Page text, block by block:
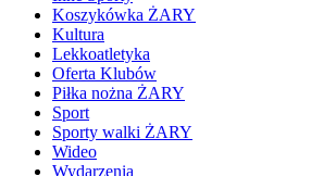
Koszykówka ŻARY
Kultura
Lekkoatletyka
Oferta Klubów
Piłka nożna ŻARY
Sport
Sporty walki ŻARY
Wideo
Wydarzenia